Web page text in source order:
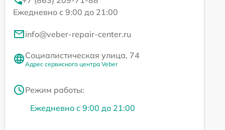
Ежедневно с 9:00 до 21:00
info@veber-repair-center.ru
Социалистическая улица, 74
Адрес сервисного центра Veber
Режим работы:
Ежедневно с 9:00 до 21:00